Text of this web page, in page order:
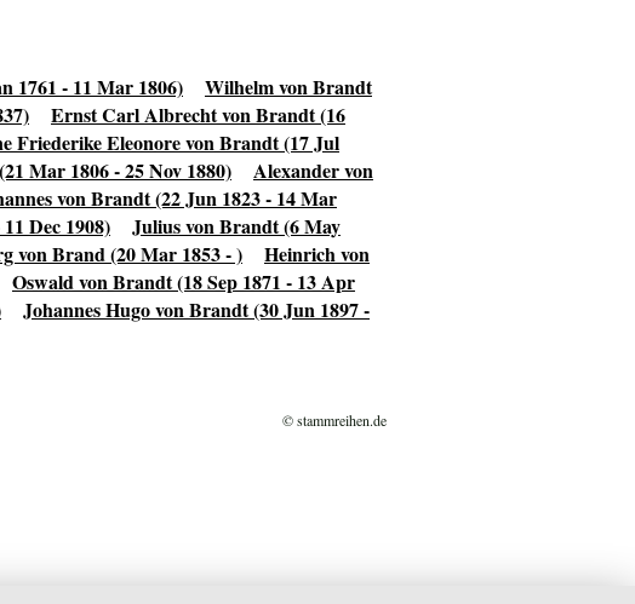
1761 - 11 Mar 1806)
Wilhelm von Brandt
Ernst Carl Albrecht von Brandt (16
Friederike Eleonore von Brandt (17 Jul
Mar 1806 - 25 Nov 1880)
Alexander von
von Brandt (22 Jun 1823 - 14 Mar
Dec 1908)
Julius von Brandt (6 May
von Brand (20 Mar 1853 - )
Heinrich von
Oswald von Brandt (18 Sep 1871 - 13 Apr
Johannes Hugo von Brandt (30 Jun 1897 -
© stammreihen.de